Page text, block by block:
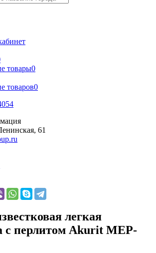
товары0
товаров0
61
легкая
с перлитом Akurit MEP-